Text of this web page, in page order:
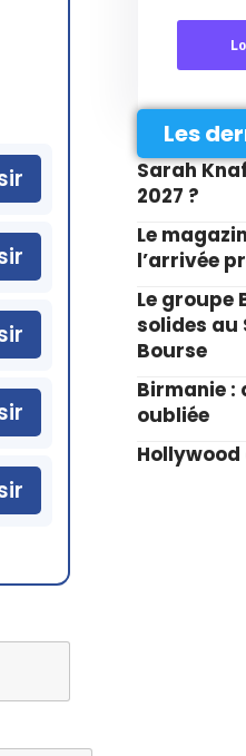
Les
Sarah
2027 ?
Le
l’arrivée
Le groupe
solides au
Bourse
Birmanie :
oubliée